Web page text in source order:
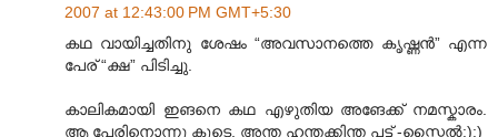
2007 at 12:43:00 PM GMT+5:30
കഥ വായിച്ചതിനു ശേഷം “അവസാനത്തെ കൃഷ്ണന്‍” എന്ന
പേര് “ക്ഷ” പിടിച്ചു.
കാലികമായി ഇങനെ കഥ എഴുതിയ അങേക്ക് നമസ്കാരം.
ആ പേരിനൊന്നു കൂടെ. അന്ത ഹന്തക്കിന്ത പട്ട് -സ്റ്റൈല്‍:):)